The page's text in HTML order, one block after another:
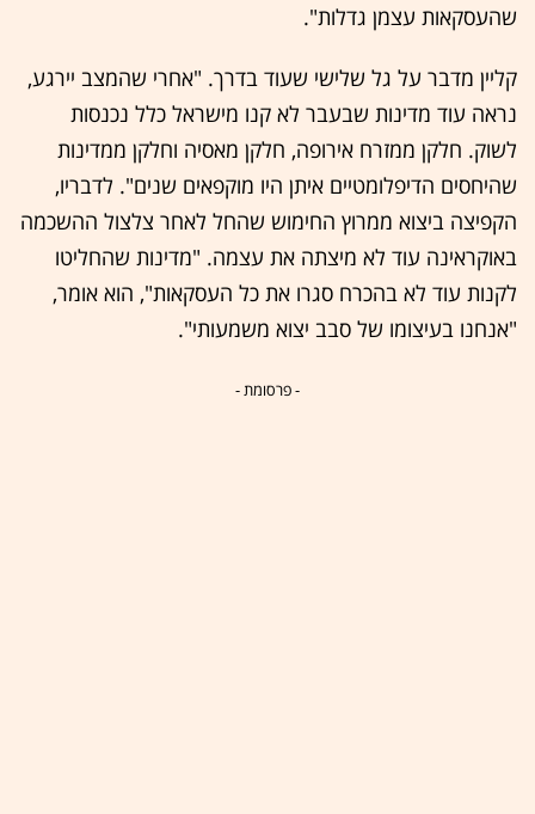
שהעסקאות עצמן גדלות".
קליין מדבר על גל שלישי שעוד בדרך. "אחרי שהמצב יירגע,
נראה עוד מדינות שבעבר לא קנו מישראל כלל נכנסות
לשוק. חלקן ממזרח אירופה, חלקן מאסיה וחלקן ממדינות
שהיחסים הדיפלומטיים איתן היו מוקפאים שנים". לדבריו,
הקפיצה ביצוא ממרוץ החימוש שהחל לאחר צלצול ההשכמה
באוקראינה עוד לא מיצתה את עצמה. "מדינות שהחליטו
לקנות עוד לא בהכרח סגרו את כל העסקאות", הוא אומר,
"אנחנו בעיצומו של סבב יצוא משמעותי".
- פרסומת -